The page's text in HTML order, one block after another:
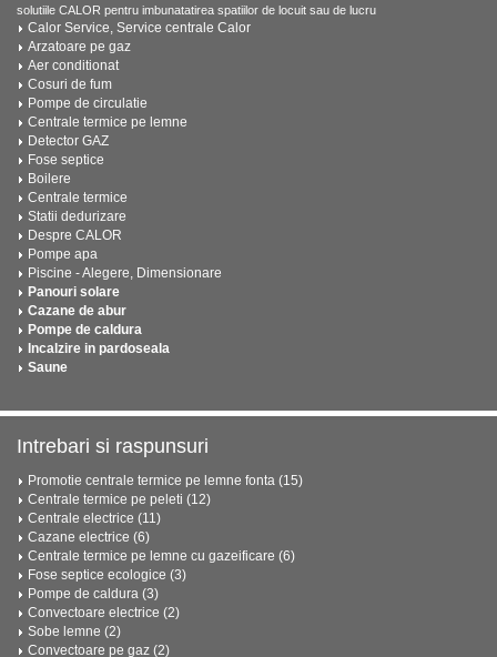
solutiile CALOR pentru imbunatatirea spatiilor de locuit sau de lucru
Calor Service, Service centrale Calor
Arzatoare pe gaz
Aer conditionat
Cosuri de fum
Pompe de circulatie
Centrale termice pe lemne
Detector GAZ
Fose septice
Boilere
Centrale termice
Statii dedurizare
Despre CALOR
Pompe apa
Piscine - Alegere, Dimensionare
Panouri solare
Cazane de abur
Pompe de caldura
Incalzire in pardoseala
Saune
Intrebari si raspunsuri
Promotie centrale termice pe lemne fonta (15)
Centrale termice pe peleti (12)
Centrale electrice (11)
Cazane electrice (6)
Centrale termice pe lemne cu gazeificare (6)
Fose septice ecologice (3)
Pompe de caldura (3)
Convectoare electrice (2)
Sobe lemne (2)
Convectoare pe gaz (2)